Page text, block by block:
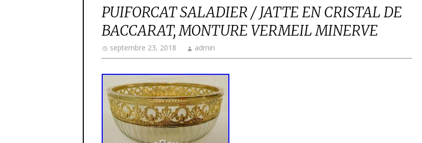
PUIFORCAT SALADIER / JATTE EN CRISTAL DE
BACCARAT, MONTURE VERMEIL MINERVE
septembre 23, 2018 admin